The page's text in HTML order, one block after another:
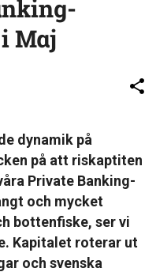
Maj
dynamik på
på att riskaptiten
Private Banking-
och mycket
bottenfiske, ser vi
Kapitalet roterar ut
och svenska